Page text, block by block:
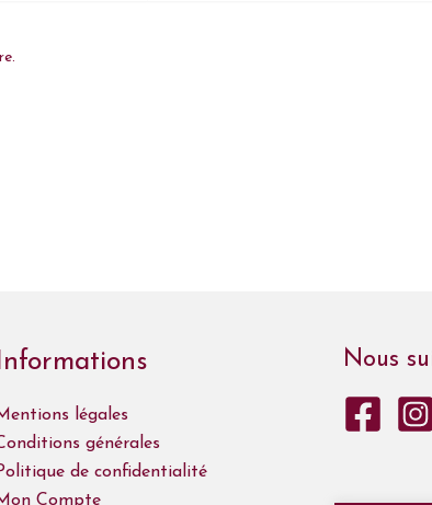
Informations
légales
générales
de confidentialité
Compte
Nous